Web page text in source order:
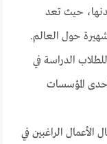
حيث تعد
حول العالم.
الدراسة في
المؤسسات
الأعمال الراغبين في